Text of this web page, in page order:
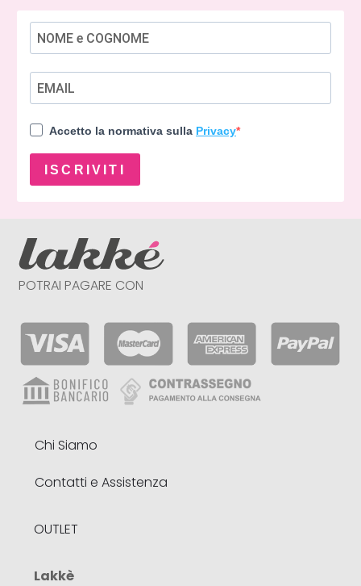
Accetto la normativa sulla Privacy
ISCRIVITI
POTRAI PAGARE CON
Chi Siamo
Contatti e Assistenza
OUTLET
Lakkè